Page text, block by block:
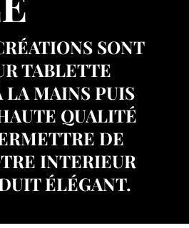
SONT
TABLETTE
LA MAINS PUIS
QUALITÉ
DE
INTERIEUR
ÉLÉGANT.